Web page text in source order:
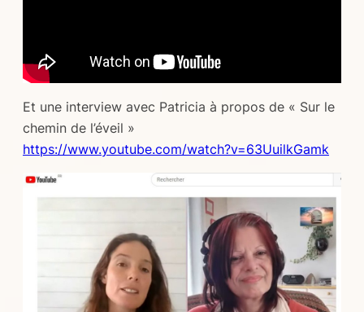
Et une interview avec Patricia à propos de « Sur le
chemin de l’éveil »
https://www.youtube.com/watch?v=63UuilkGamk